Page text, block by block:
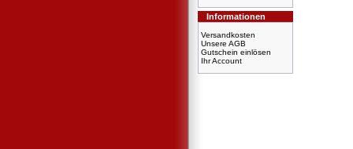
Informationen
Versandkosten
Unsere AGB
Gutschein einlösen
Ihr Account